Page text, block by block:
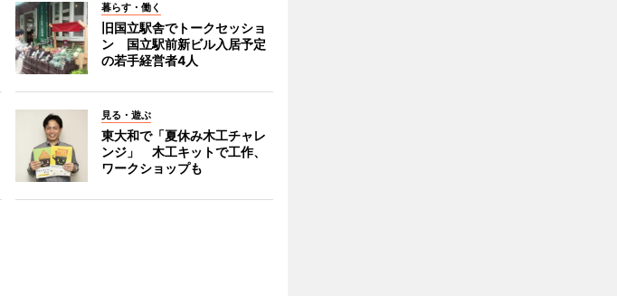
暮らす・働く
旧国立駅舎でトークセッショ
ン 国立駅前新ビル入居予定
の若手経営者4人
見る・遊ぶ
東大和で「夏休み木工チャレ
ンジ」 木工キットで工作、
ワークショップも